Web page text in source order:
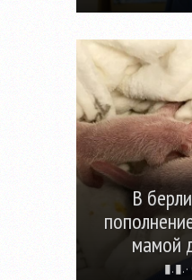
В
мамой
▮. ▮.